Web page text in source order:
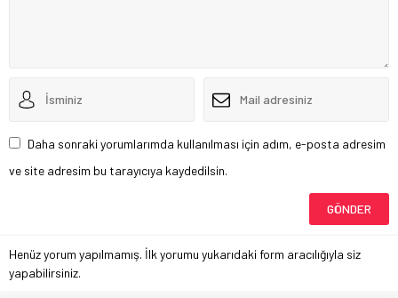
Daha sonraki yorumlarımda kullanılması için adım, e-posta adresim
ve site adresim bu tarayıcıya kaydedilsin.
Henüz yorum yapılmamış. İlk yorumu yukarıdaki form aracılığıyla siz
yapabilirsiniz.